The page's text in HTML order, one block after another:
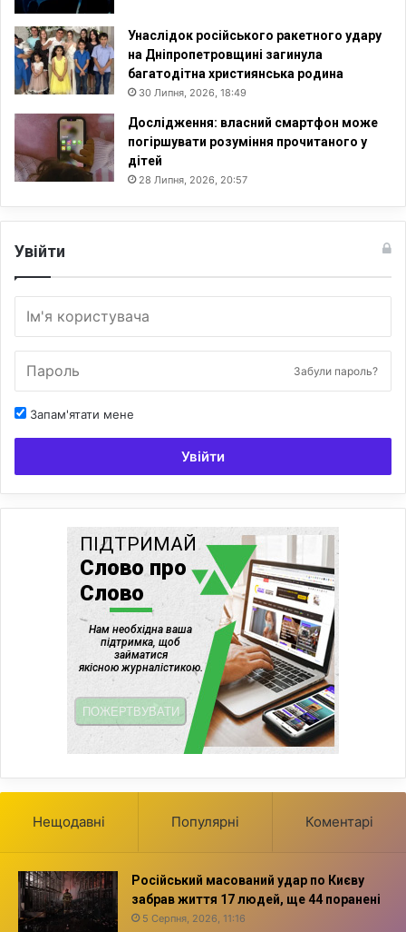
Унаслідок російського ракетного удару
на Дніпропетровщині загинула
багатодітна християнська родина
30 Липня, 2026, 18:49
Дослідження: власний смартфон може
погіршувати розуміння прочитаного у
дітей
28 Липня, 2026, 20:57
Увійти
Забули пароль?
Запам'ятати мене
Увійти
Нещодавні Популярні Коментарі
Російський масований удар по Києву
забрав життя 17 людей, ще 44 поранені
5 Серпня, 2026, 11:16